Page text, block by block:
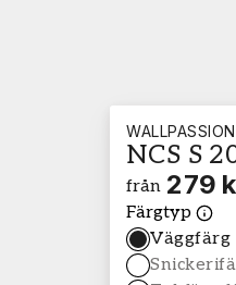
WALLPASSION
NCS S
från 279
Färgtyp
Väggfärg